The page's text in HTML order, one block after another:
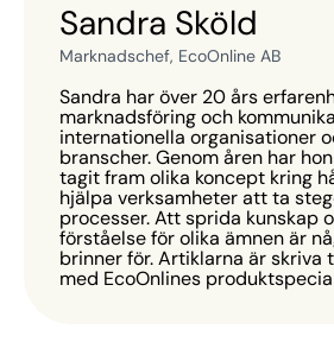
Sandra Sköld
Marknadschef, EcoOnline AB
Sandra har över 20 års
marknadsföring och
internationella organisationer
branscher. Genom åren har
tagit fram olika koncept kring
hjälpa verksamheter att ta
processer. Att sprida kunskap
förståelse för olika ämnen är
brinner för. Artiklarna är skriva
med EcoOnlines